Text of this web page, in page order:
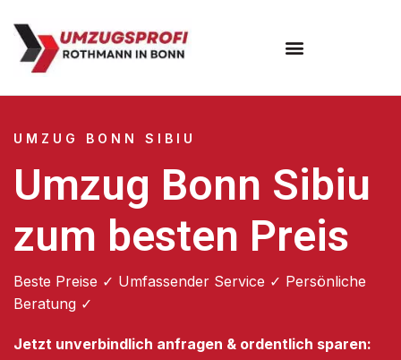
UMZUG BONN SIBIU
Umzug Bonn Sibiu
zum besten Preis
Beste Preise ✓ Umfassender Service ✓ Persönliche
Beratung ✓
Jetzt unverbindlich anfragen & ordentlich sparen: